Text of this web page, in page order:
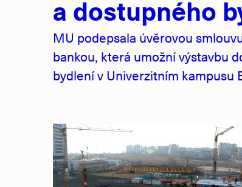
a dostupného
MU podepsala úvěrovou
bankou, která umožní výstavbu
bydlení v Univerzitním kampusu